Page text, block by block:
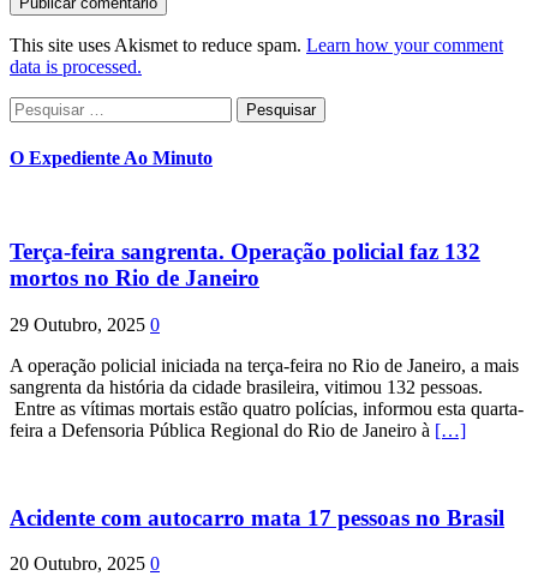
This site uses Akismet to reduce spam. Learn how your comment
data is processed.
Pesquisar
por:
O Expediente Ao Minuto
Terça-feira sangrenta. Operação policial faz 132
mortos no Rio de Janeiro
29 Outubro, 2025 0
A operação policial iniciada na terça-feira no Rio de Janeiro, a mais
sangrenta da história da cidade brasileira, vitimou 132 pessoas.
Entre as vítimas mortais estão quatro polícias, informou esta quarta-
feira a Defensoria Pública Regional do Rio de Janeiro à […]
Acidente com autocarro mata 17 pessoas no Brasil
20 Outubro, 2025 0